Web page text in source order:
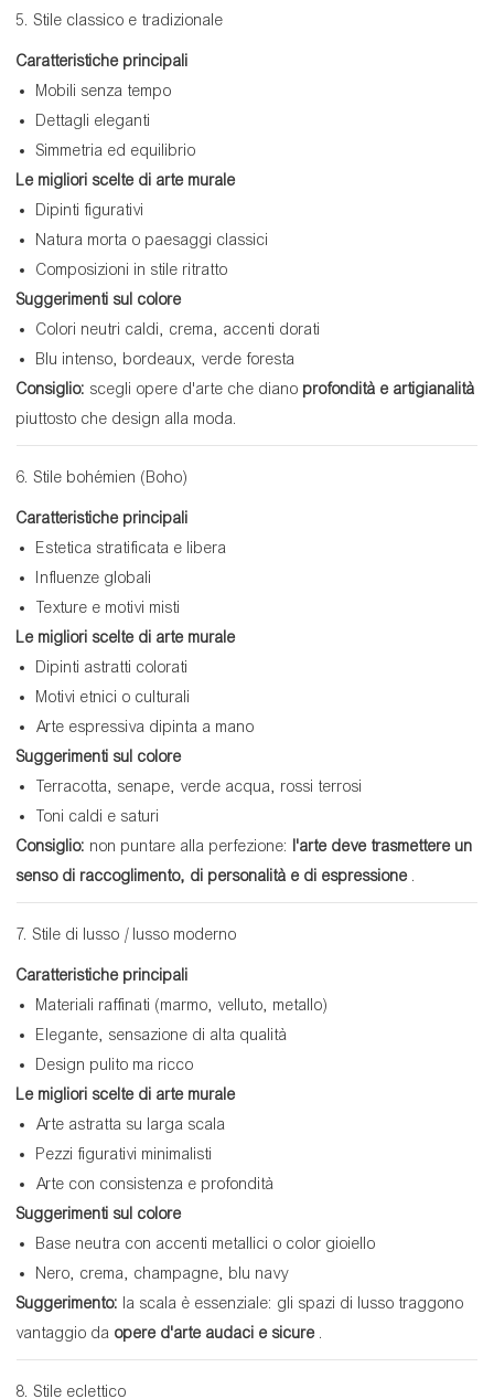
5. Stile classico e tradizionale
Caratteristiche principali
Mobili senza tempo
Dettagli eleganti
Simmetria ed equilibrio
Le migliori scelte di arte murale
Dipinti figurativi
Natura morta o paesaggi classici
Composizioni in stile ritratto
Suggerimenti sul colore
Colori neutri caldi, crema, accenti dorati
Blu intenso, bordeaux, verde foresta
Consiglio: scegli opere d'arte che diano profondità e artigianalità
piuttosto che design alla moda.
6. Stile bohémien (Boho)
Caratteristiche principali
Estetica stratificata e libera
Influenze globali
Texture e motivi misti
Le migliori scelte di arte murale
Dipinti astratti colorati
Motivi etnici o culturali
Arte espressiva dipinta a mano
Suggerimenti sul colore
Terracotta, senape, verde acqua, rossi terrosi
Toni caldi e saturi
Consiglio: non puntare alla perfezione: l'arte deve trasmettere un
senso di raccoglimento, di personalità e di espressione .
7. Stile di lusso / lusso moderno
Caratteristiche principali
Materiali raffinati (marmo, velluto, metallo)
Elegante, sensazione di alta qualità
Design pulito ma ricco
Le migliori scelte di arte murale
Arte astratta su larga scala
Pezzi figurativi minimalisti
Arte con consistenza e profondità
Suggerimenti sul colore
Base neutra con accenti metallici o color gioiello
Nero, crema, champagne, blu navy
Suggerimento: la scala è essenziale: gli spazi di lusso traggono
vantaggio da opere d'arte audaci e sicure .
8. Stile eclettico